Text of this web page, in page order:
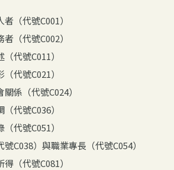
（代號C001）
（代號C002）
代號C011）
代號C021）
係（代號C024）
代號C036）
（代號C051）
號C038）與職業專長（代號C054）
（代號C081）